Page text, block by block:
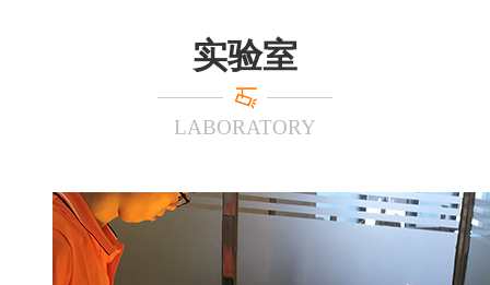
实验室
LABORATORY